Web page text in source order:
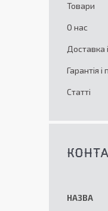
Товари
О нас
Доставка
Гарантія
Статті